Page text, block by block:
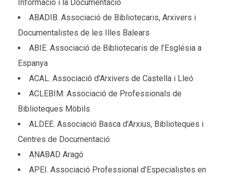
Informació i la Documentació
ABADIB. Associació de Bibliotecaris, Arxivers i
Documentalistes de les Illes Balears
ABIE. Associació de Bibliotecaris de l’Església a
Espanya
ACAL. Associació d’Arxivers de Castella i Lleó
ACLEBIM: Associació de Professionals de
Biblioteques Mòbils
ALDEE. Associació Basca d’Arxius, Biblioteques i
Centres de Documentació
ANABAD Aragó
APEI. Associació Professional d’Especialistes en